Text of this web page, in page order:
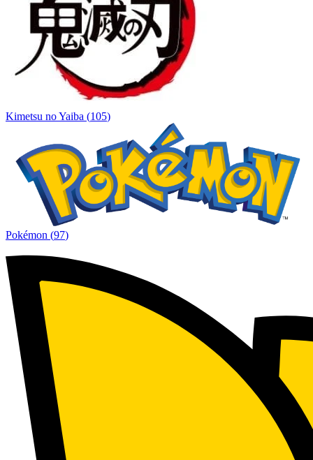
Kimetsu no Yaiba (105)
Pokémon (97)